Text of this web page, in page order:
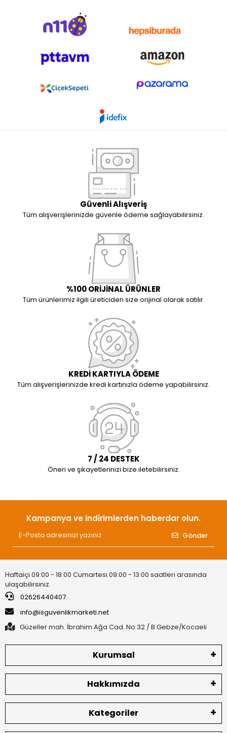
Güvenli Alışveriş
Tüm alışverişlerinizde güvenle ödeme sağlayabilirsiniz.
%100 ORİJİNAL ÜRÜNLER
Tüm ürünlerimiz ilgili üreticiden size orijinal olarak satılır.
KREDİ KARTIYLA ÖDEME
Tüm alışverişlerinizde kredi kartınızla ödeme yapabilirsiniz.
7 / 24 DESTEK
Öneri ve şikayetlerinizi bize iletebilirsiniz.
Kampanya ve indirimlerden haberdar olun.
Gönder
Haftaiçi 09:00 - 18:00 Cumartesi 09:00 - 13:00 saatleri arasında
ulaşabilirsiniz.
02626440407
info@isguvenlikmarketi.net
Güzeller mah. İbrahim Ağa Cad. No:32 / B Gebze/Kocaeli
Kurumsal
Hakkımızda
Kategoriler